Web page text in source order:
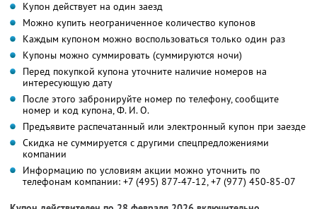
Купон действует на один заезд
Можно купить неограниченное количество купонов
Каждым купоном можно воспользоваться только один раз
Купоны можно суммировать (суммируются ночи)
Перед покупкой купона уточните наличие номеров на
интересующую дату
После этого забронируйте номер по телефону, сообщите
номер и код купона,Ф. И. О.
Предъявите распечатанный или электронный купон при заезде
Скидка не суммируется с другими спецпредложениями
компании
Информацию по условиям акции можно уточнить по
телефонам компании: +7 (495) 877-47-12, +7 (977) 450-85-07